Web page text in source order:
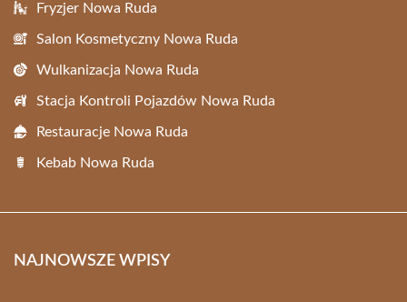
Fryzjer Nowa Ruda
Salon Kosmetyczny Nowa Ruda
Wulkanizacja Nowa Ruda
Stacja Kontroli Pojazdów Nowa Ruda
Restauracje Nowa Ruda
Kebab Nowa Ruda
NAJNOWSZE WPISY